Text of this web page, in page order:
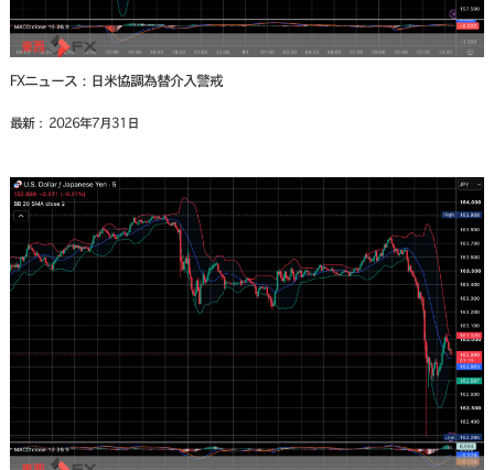
FXニュース：日米協調為替介入警戒
最新： 2026年7月31日